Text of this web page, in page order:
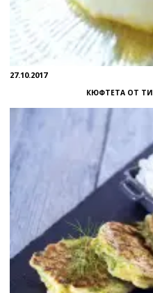
27.10.2017
КЮФТЕТА ОТ